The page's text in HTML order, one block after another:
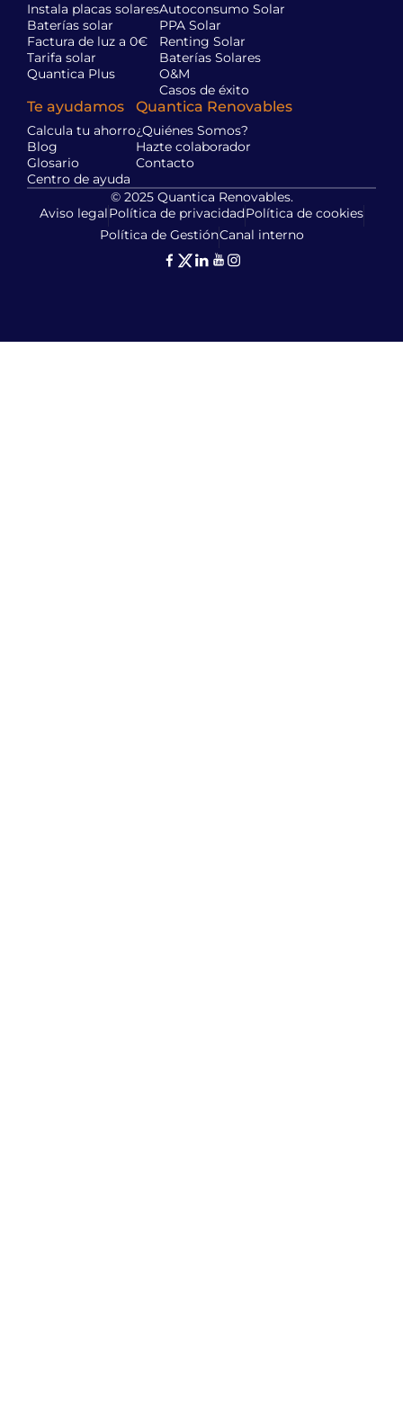
Instala placas solares
Baterías solar
Factura de luz a 0€
Tarifa solar
Quantica Plus
Autoconsumo Solar
PPA Solar
Renting Solar
Baterías Solares
O&M
Casos de éxito
Te ayudamos
Calcula tu ahorro
Blog
Glosario
Centro de ayuda
Quantica Renovables
¿Quiénes Somos?
Hazte colaborador
Contacto
© 2025 Quantica Renovables.
Aviso legalPolítica de privacidadPolítica de cookies
Política de GestiónCanal interno